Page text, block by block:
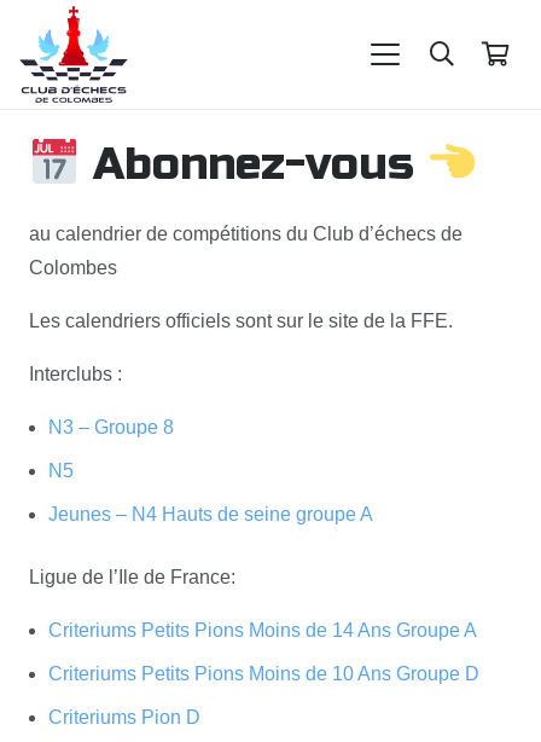
Abonnez-vous
au calendrier de compétitions du Club d’échecs de
Colombes
Les calendriers officiels sont sur le site de la FFE.
Interclubs :
N3 – Groupe 8
N5
Jeunes – N4 Hauts de seine groupe A
Ligue de l’Ile de France:
Criteriums Petits Pions Moins de 14 Ans Groupe A
Criteriums Petits Pions Moins de 10 Ans Groupe D
Criteriums Pion D